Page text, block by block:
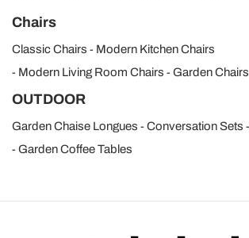
Chairs
Classic Chairs
Modern Kitchen Chairs
Modern Living Room Chairs
Garden Chairs
OUTDOOR
Garden Chaise Longues Conversation Sets
Garden Coffee Tables